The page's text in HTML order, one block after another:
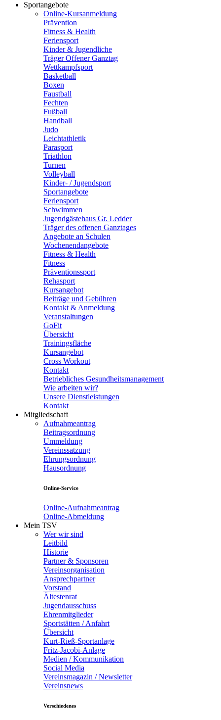
Sportangebote
Online-Kursanmeldung
Prävention
Fitness & Health
Feriensport
Kinder & Jugendliche
Träger Offener Ganztag
Wettkampfsport
Basketball
Boxen
Faustball
Fechten
Fußball
Handball
Judo
Leichtathletik
Parasport
Triathlon
Turnen
Volleyball
Kinder- / Jugendsport
Sportangebote
Feriensport
Schwimmen
Jugendgästehaus Gr. Ledder
Träger des offenen Ganztages
Angebote an Schulen
Wochenendangebote
Fitness & Health
Fitness
Präventionssport
Rehasport
Kursangebot
Beiträge und Gebühren
Kontakt & Anmeldung
Veranstaltungen
GoFit
Übersicht
Trainingsfläche
Kursangebot
Cross Workout
Kontakt
Betriebliches Gesundheitsmanagement
Wie arbeiten wir?
Unsere Dienstleistungen
Kontakt
Mitgliedschaft
Aufnahmeantrag
Beitragsordnung
Ummeldung
Vereinssatzung
Ehrungsordnung
Hausordnung
Online-Service
Online-Aufnahmeantrag
Online-Abmeldung
Mein TSV
Wer wir sind
Leitbild
Historie
Partner & Sponsoren
Vereinsorganisation
Ansprechpartner
Vorstand
Ältestenrat
Jugendausschuss
Ehrenmitglieder
Sportstätten / Anfahrt
Übersicht
Kurt-Rieß-Sportanlage
Fritz-Jacobi-Anlage
Medien / Kommunikation
Social Media
Vereinsmagazin / Newsletter
Vereinsnews
Verschiedenes